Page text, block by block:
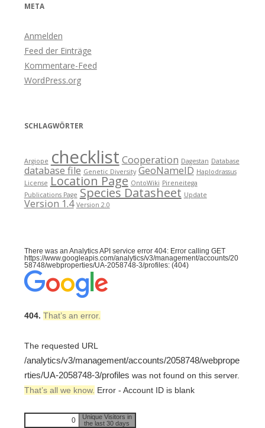
META
Anmelden
Feed der Einträge
Kommentare-Feed
WordPress.org
SCHLAGWÖRTER
Argiope checklist Cooperation Dagestan Database
database file Genetic Diversity GeoNameID Haplodrassus
License Location Page OntoWiki Pireneitega
Publications Page Species Datasheet Update
Version 1.4 Version 2.0
There was an Analytics API service error 404: Error calling GET
https://www.googleapis.com/analytics/v3/management/accounts/20
58748/webproperties/UA-2058748-3/profiles: (404)
404. That’s an error.
The requested URL
/analytics/v3/management/accounts/2058748/webprope
rties/UA-2058748-3/profiles was not found on this server.
That’s all we know. Error - Account ID is blank
0
Unique Visitors in
the last 30 days